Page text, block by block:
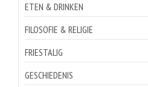
ETEN & DRINKEN
FILOSOFIE & RELIGIE
FRIESTALIG
GESCHIEDENIS